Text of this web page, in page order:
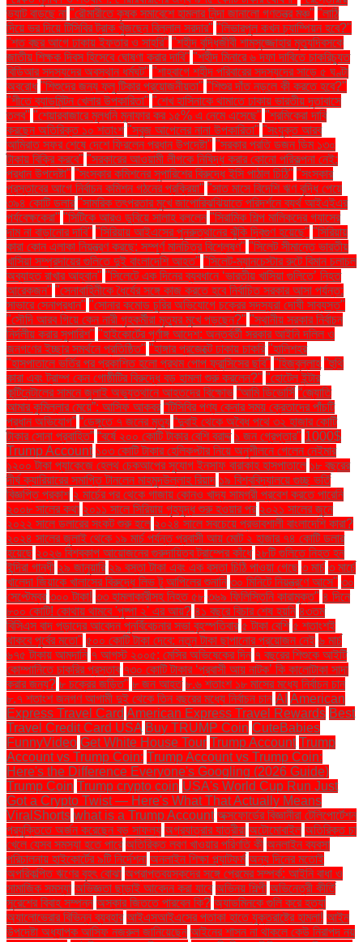
ভ্যাট বাড়ছে না "রৌমারীতে কৃষক সমাবেশে হামলার নিন্দা জানালো গণতন্ত্র মঞ্চ" "লাঠি
দিয়ে ভর দিয়ে টিসিবির ট্রাক খুঁজছেন বিল্লাল সরদার" "লিভারপুল কখন চ্যাম্পিয়ন হবে?"
"শত বছর আগে ঢাকায় ইফতার ও সাহ্‌রি" "শহীদ বুদ্ধিজীবী শামসুজ্জোহার মৃত্যুদিবসকে
জাতীয় শিক্ষক দিবস হিসেবে ঘোষণা করার দাবি" "শহীদ মিনারে ৬ দফা দাবিতে চাকরিচ্যুত
বিডিআর সদস্যদের অবস্থান ধর্মঘট" "শাহবাগে শহীদ পরিবারের সদস্যদের সাড়ে ৫ ঘণ্টা
অবরোধ "শিশুদের জন্য ফ্লু টিকার প্রয়োজনীয়তা" "শিশুর দাঁত নড়লে কী করতে হবে?"
"শীতে ব্যাডমিন্টন খেলার উপকারিতা" "শেখ হাসিনাকে থামাতে ঢাকায় ভারতীয় দূতাবাসে
তলব" "শেয়ারবাজারে মূলধনি মুনাফার কর ১৫% এ নেমে এসেছে" "শ্রমিকেরা দাবি
করছেন অতিরিক্ত ১০ শতাংশ "সবুজ আপেলের নানা উপকারিতা" "সংযুক্ত আরব
আমিরাত সফর শেষে দেশে ফিরলেন প্রধান উপদেষ্টা" "সরকার প্রতি ডজন ডিম ১৩০
টাকায় বিক্রি করবে" "সরকারের আওয়ামী লীগকে নিষিদ্ধ করার কোনো পরিকল্পনা নেই:
প্রধান উপদেষ্টা" "সংস্কার কমিশনের সুপারিশের বিরুদ্ধে ইসি পাঠাল চিঠি" "সংস্কার
প্রস্তাবের আগে নির্বাচন কমিশন গঠনের প্রক্রিয়া" "সাত মাসে বিদেশি ঋণ বৃদ্ধি পেয়ে
৩৯৪ কোটি ডলার "সামরিক তৎপরতার মুখে জাপোরিঝঝিয়াতে পরিদর্শনে ব্যর্থ আইএইএর
পর্যবেক্ষকেরা" "সিটিকে আরও ডুবিয়ে সালাহ বললেন "সিরামিক শিল্প মালিকদের গ্যাসের
দাম না বাড়ানোর দাবি" "সিরিয়ায় আইএসের পুনরুত্থানের ঝুঁকি দ্বিগুণ হয়েছে" "সিরিয়ায়
কারা কোন এলাকা নিয়ন্ত্রণ করছে: সম্পূর্ণ মানচিত্র বিশ্লেষণ" "সিলেট সীমান্তে ভারতীয়
খাসিয়া সম্প্রদায়ের গুলিতে দুই বাংলাদেশি আহত" "সিলেট-ম্যানচেস্টার রুটে বিমান চলাচল
অব্যাহত রাখার আহ্বান" "সিলেটে এক দিনের ব্যবধানে ‘ভারতীয় খাসিয়া গু‌লিতে’ নিহত
আরেকজন" "সেনাবাহিনীকে ধৈর্যের সঙ্গে কাজ করতে হবে নির্বাচিত সরকার আসা পর্যন্ত:
সাভারে সেনাপ্রধান" "সোনার কমোড চুরির অভিযোগে চক্রের সদস্যরা দোষী সাব্যস্ত"
"সৌদি আরব গিয়ে কেন নারী গৃহকর্মীরা মৃত্যুর মুখে পড়ছেন?" "স্থানীয় সরকার নির্বাচন
নির্দলীয় করার সুপারিশ" "হাইকোর্টের পূর্ণাঙ্গ আদেশ: অন্তর্বর্তী সরকার আইনি দলিল ও
জনগণের ইচ্ছার সমর্থনে প্রতিষ্ঠিত" "হাঙ্গার প্রজেক্টে ঢাকায় চাকরি "হালিশহর
"হাসপাতালে ভর্তির পর প্রকাশিত হলো প্রথম পোপ ফ্রান্সিসের ছবি" "হিজবুল্লাহ "হুথি
কারা এবং ট্রাম্প কেন গোষ্ঠীটির বিরুদ্ধে বড় হামলা শুরু করলেন?" "হোটেল ইন্টার
কন্টিনেন্টালের সামনে জুলাই অভ্যুত্থানে আহতদের বিক্ষোভ “আমি ডিভোর্সি “জ্যোতি
আমার কুমিল্লার মেয়ে”: আসিফ আকবর “টিসিবির পণ্য কেনার সময় ক্রেতাদের পাঁচটি
প্রধান অভিযোগ” “ডেঙ্গুতে ৭ জনের মৃত্যু “দুবাই থেকে অবৈধ পথে ৩২ হাজার কোটি
টাকার সোনা প্রবাহিত” “বর্ষে ২০০ কোটি টাকার বেশি বরাদ্দ ১ জন গ্রেপ্তার" 1000$
Trump Account ১০৩ কোটি টাকার হেলিকপ্টার নিয়ে অনুশীলনে গেলেন নেইমার
১২০০ টাকা প্যাকেজে হেলথ চেকআপের সুযোগ ইনসাফ বারাকাহ হাসপাতালে ১৮ বছরের
দীর্ঘ ক্যারিয়ারের সমাপ্তি টানলেন মাহমুদউল্লাহ রিয়াদ ১৯ বিশ্ববিদ্যালয়ে গুচ্ছ ভর্তি
বিজ্ঞপ্তি প্রকাশ ২ মার্চের পর থেকে গাজায় কোনও খাদ্য সামগ্রী প্রবেশ করতে পারেনি
২০০৮ সালের কথা ২০১১ সালে সিরিয়ায় গৃহযুদ্ধ শুরু হওয়ার পর ২০২১ সালের জুনে
২০২২ সালে ডলারের সংকট শুরু হলে ২০২৪ সালে সবচেয়ে প্রভাবশালী বাংলাদেশি কারা?
২০২৪ সালের জুলাই থেকে ১৯ মার্চ পর্যন্ত প্রবাসী আয় মোট ২ হাজার ৭৪ কোটি ডলার
হয়েছে ২০২৬ বিশ্বকাপ আয়োজনের গুরুদায়িত্ব ট্রাম্পের কাঁধে ২৮টি গুলিতে নিহত হন
ইন্দিরা গান্ধী ২৯ জানুয়ারি ২৯ বস্তা টাকা এবং এক বস্তা চিঠি পাওয়া গেছে ৩ মার্চ ৩ মার্চে
খালেদা জিয়াকে খালাসের বিরুদ্ধে লিভ টু আপিলের শুনানি ৩০ মিনিটে নিয়ন্ত্রণে আসে" ৩০
সেপ্টেম্বর ৩০০ টাকা! ৩৩ হামলাকারীসহ নিহত ৫৮ ৩৬৯ ফিলিস্তিনি কারামুক্ত" ৪ দিনে
৮০০ কোটি! কোথায় থামবে 'পুষ্পা ২' এর আয়? ৪১ বছরে বিচার শেষ হয়নি ৪৩তম
বিসিএস বাদ পড়াদের আবেদন পুনর্বিবেচনার সভা বৃহস্পতিবার ৫ টাকা বেশি ৫ শতাংশই
থাকবে পূর্বের মতো" ৫০০ কোটি টাকা দেবে: নতুন টাকা ছাপানোর প্রয়োজন নেই ৬ মার্চ
৬৭৫ টাকায় আমদানি ৭ আগস্ট ২০০৫: মেসির অভিষেকের দিন ৭ বছরের শিশুকে আইটি
কোম্পানিতে চাকরির প্রস্তাব ৭৩০ কোটি টাকার ‘প্রবাসী আয় নাটক’ কি কালোটাকা সাদা
করার জন্য? ৮ চক্রের জড়িত" ৮ জন আহত ৮.৬ শতাংশ ১৮ মাসের মধ্যে নির্বাচন চান
৮.৭ শতাংশ জনগণ আগামী দুই থেকে তিন বছরের মধ্যে নির্বাচন চান AI American
Express Travel Card American Express Travel Rewards Best
Travel Credit Card USA Buy TRUMP Coin CuteBabies
FunnyVideo Get White House Tour Trump Account Trump
Account vs Trump Coin: Trump Account vs Trump Coin:
Here's the Difference Everyone's Googling (2026 Guide)
Trump Coin Trump crypto coin USA's World Cup Run Just
Got a Crypto Twist — Here's What That Actually Means
ViralShorts what is a Trump Account অক্সফোর্ডের বিজ্ঞানীরা টেলিপোর্টেশন
প্রযুক্তিতে অর্জন করেছেন বড় সাফল্য অগ্রযাত্রার যাত্রীরা অটোমোবাইল অতিরিক্ত চা
খেলে যেসব সমস্যা হতে পারে অতিরিক্ত লবণ খাওয়ার পরিণতি কী অনলাইন ব্যবসা
পরিচালনায় হাইকোর্টের ৯টি নির্দেশনা অনলাইন শিক্ষা প্ল্যাটফর্ম অন্য দিনের মতোই
অপরিকল্পিত ঋণের বৃহৎ বোঝা অপ্রাপ্তবয়স্কদের সঙ্গে প্রেমের সম্পর্ক: আইনি বাধা ও
সামাজিক সমস্যা অভিজ্ঞতা ছাড়াই আবেদন করা যাবে অভিনয় শিল্পী অভিনেত্রী কীর্তি
সুরেশের বিবাহ সম্পন্ন অস্কার জিততে পারবেন কি? অ্যাডমিনকে গুলি করে হত্যা
অ্যালোভেরার বিভিন্ন ব্যবহার আইএসআইএসের পতাকা হাতে যুক্তরাষ্ট্রে হামলা! আইন
উপদেষ্টা অধ্যাপক আসিফ নজরুল জানিয়েছেন আইনের শাসন না থাকলে কেউ নিরাপদ নয়